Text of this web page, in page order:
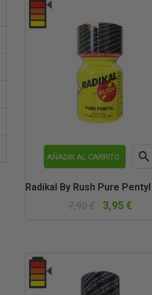
AÑADIR AL CARRITO 
Radikal By Rush Pure
3,95 €